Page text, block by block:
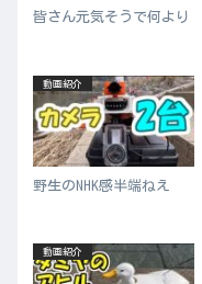
皆さん元気そうで何より
動画紹介
野生のNHK感半端ねえ
動画紹介